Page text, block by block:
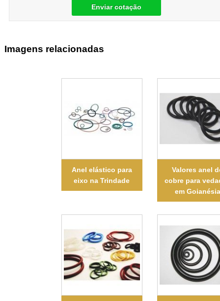
Enviar cotação
Imagens relacionadas
Anel elástico para
eixo na Trindade
Valores anel
cobre para
em Goianésia